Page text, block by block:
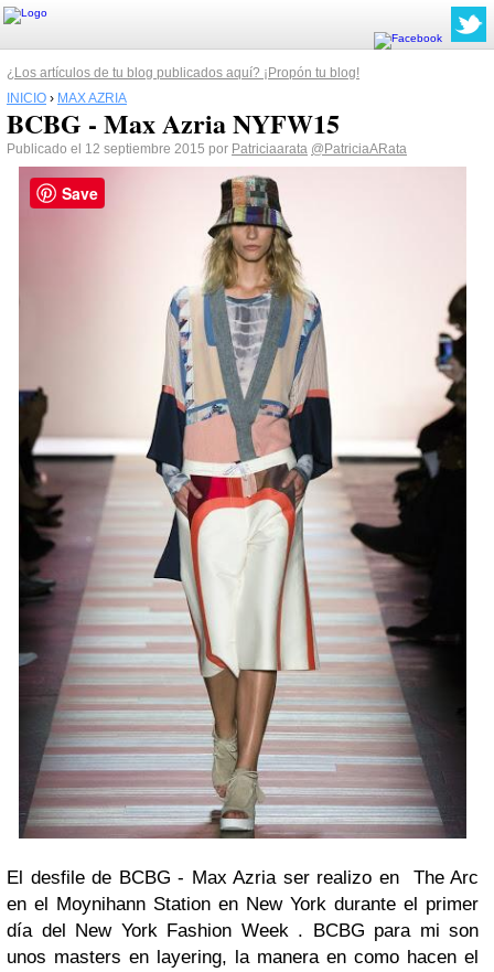
¿Los artículos de tu blog publicados aquí? ¡Propón tu blog!
INICIO › MAX AZRIA
BCBG - Max Azria NYFW15
Publicado el 12 septiembre 2015 por Patriciaarata @PatriciaARata
El desfile de BCBG - Max Azria ser realizo en The Arc
en el Moynihann Station en New York durante el primer
día del New York Fashion Week . BCBG para mi son
unos masters en layering, la manera en como hacen el
Save